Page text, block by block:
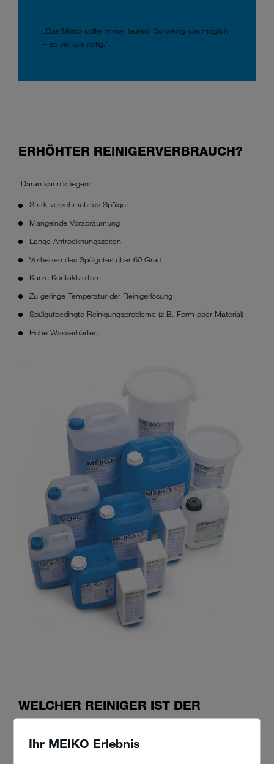
Ihr MEIKO Erlebnis
„Das Motto sollte immer lauten: So wenig wie möglich
– so viel wie nötig.“
ERHÖHTER REINIGERVERBRAUCH?
Daran kann’s liegen:
Stark verschmutztes Spülgut
Mangelnde Vorabräumung
Lange Antrocknungszeiten
Vorheizen des Spülgutes über 60 Grad
Kurze Kontaktzeiten
Zu geringe Temperatur der Reinigerlösung
Spülgutbedingte Reinigungsprobleme (z.B. Form oder Material)
Hohe Wasserhärten
WELCHER REINIGER IST DER